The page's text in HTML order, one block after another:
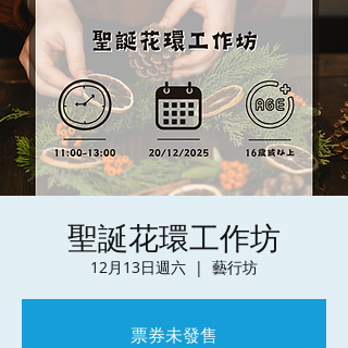
聖誕花環工作坊
12月13日週六
  |
藝行坊
票券未發售